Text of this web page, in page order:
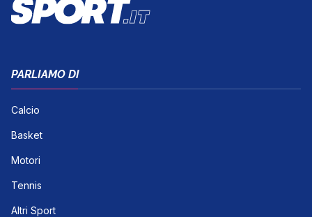
PARLIAMO DI
Calcio
Basket
Motori
Tennis
Altri Sport